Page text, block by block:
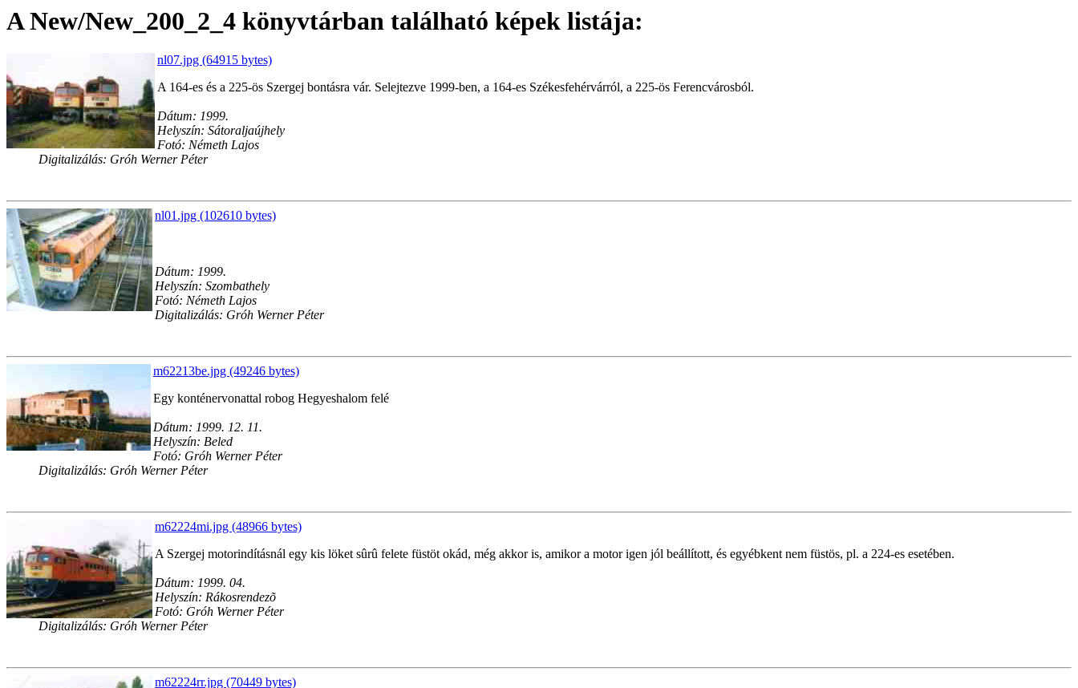
A New/New_200_2_4 könyvtárban található képek listája:
nl07.jpg (64915 bytes)
A 164-es és a 225-ös Szergej bontásra vár. Selejtezve 1999-ben, a 164-es Székesfehérvárról, a 225-ös Ferencvárosból.
Dátum: 1999.
Helyszín: Sátoraljaújhely
Fotó: Németh Lajos
Digitalizálás: Gróh Werner Péter
nl01.jpg (102610 bytes)
Dátum: 1999.
Helyszín: Szombathely
Fotó: Németh Lajos
Digitalizálás: Gróh Werner Péter
m62213be.jpg (49246 bytes)
Egy konténervonattal robog Hegyeshalom felé
Dátum: 1999. 12. 11.
Helyszín: Beled
Fotó: Gróh Werner Péter
Digitalizálás: Gróh Werner Péter
m62224mi.jpg (48966 bytes)
A Szergej motorindításnál egy kis löket sûrû felete füstöt okád, még akkor is, amikor a motor igen jól beállított, és egyébkent nem füstös, pl. a 224-es esetében.
Dátum: 1999. 04.
Helyszín: Rákosrendezõ
Fotó: Gróh Werner Péter
Digitalizálás: Gróh Werner Péter
m62224rr.jpg (70449 bytes)